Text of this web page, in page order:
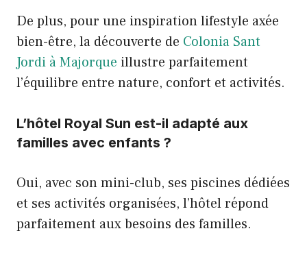
De plus, pour une inspiration lifestyle axée
bien-être, la découverte de Colonia Sant
Jordi à Majorque illustre parfaitement
l’équilibre entre nature, confort et activités.
L’hôtel Royal Sun est-il adapté aux
familles avec enfants ?
Oui, avec son mini-club, ses piscines dédiées
et ses activités organisées, l’hôtel répond
parfaitement aux besoins des familles.